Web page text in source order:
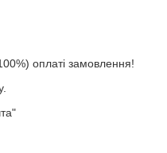
оплаті замовлення!